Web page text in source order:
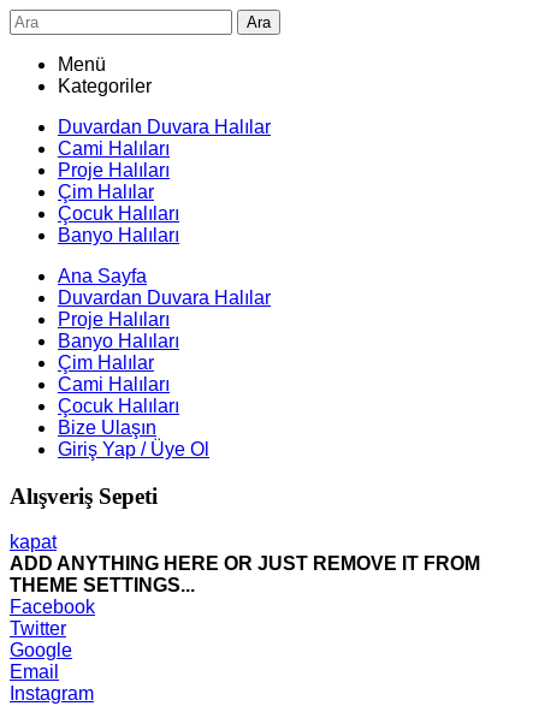
Ara
Menü
Kategoriler
Duvardan Duvara Halılar
Cami Halıları
Proje Halıları
Çim Halılar
Çocuk Halıları
Banyo Halıları
Ana Sayfa
Duvardan Duvara Halılar
Proje Halıları
Banyo Halıları
Çim Halılar
Cami Halıları
Çocuk Halıları
Bize Ulaşın
Giriş Yap / Üye Ol
Alışveriş Sepeti
kapat
ADD ANYTHING HERE OR JUST REMOVE IT FROM
THEME SETTINGS...
Facebook
Twitter
Google
Email
Instagram